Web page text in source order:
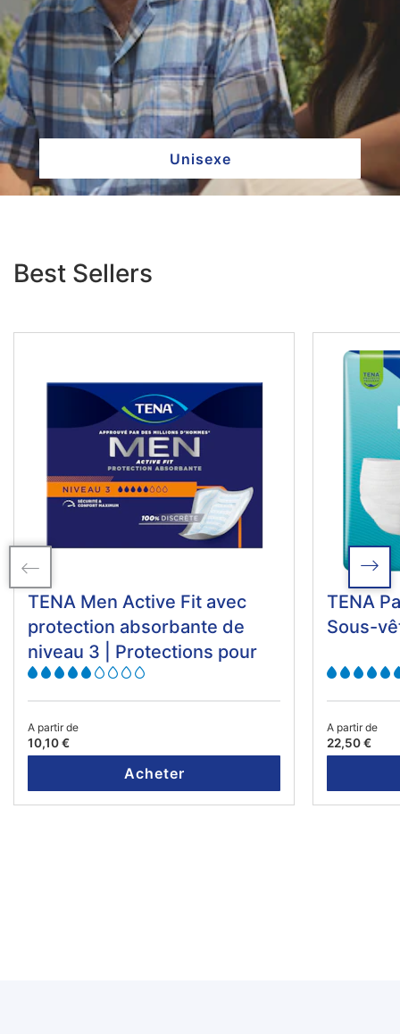
Unisexe
Best Sellers
TENA Men Active Fit avec
protection absorbante de
niveau 3 | Protections pour
fuites urinaires
A partir de
10,10 €
Acheter
TENA
Sous-
A partir de
22,50 €